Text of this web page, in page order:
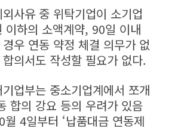
사유 중 위탁기업이 소기업
이하의 소액계약, 90일 이내
우 연동 약정 체결 의무가 없
의서도 작성할 필요가 없다.
업부는 중소기업계에서 쪼개
합의 강요 등의 우려가 있음
4일부터 ‘납품대금 연동제